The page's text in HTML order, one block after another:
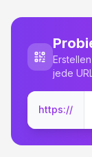
jede
https://